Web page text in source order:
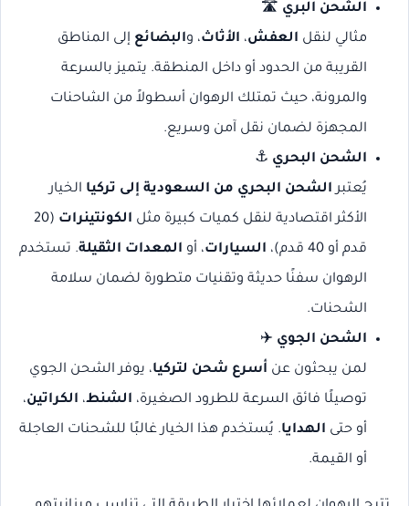
الشحن البري 🛣️
مثالي لنقل العفش، الأثاث، والبضائع إلى المناطق
القريبة من الحدود أو داخل المنطقة. يتميز بالسرعة
والمرونة، حيث تمتلك الرهوان أسطولاً من الشاحنات
المجهزة لضمان نقل آمن وسريع.
الشحن البحري ⚓
يُعتبر الشحن البحري من السعودية إلى تركيا الخيار
الأكثر اقتصادية لنقل كميات كبيرة مثل الكونتينرات
(20
قدم أو 40 قدم)،
السيارات، أو المعدات الثقيلة. تستخدم
الرهوان سفنًا حديثة وتقنيات متطورة لضمان سلامة
الشحنات.
الشحن الجوي ✈️
لمن يبحثون عن أسرع شحن لتركيا، يوفر الشحن الجوي
توصيلًا فائق السرعة للطرود الصغيرة، الشنط، الكراتين،
أو حتى الهدايا. يُستخدم هذا الخيار غالبًا للشحنات العاجلة
أو القيمة.